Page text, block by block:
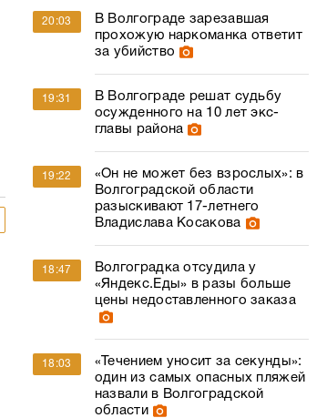
20:03
В Волгограде зарезавшая
прохожую наркоманка ответит
за убийство
19:31
В Волгограде решат судьбу
осужденного на 10 лет экс-
главы района
19:22
«Он не может без взрослых»: в
Волгоградской области
разыскивают 17-летнего
Владислава Косакова
18:47
Волгоградка отсудила у
«Яндекс.Еды» в разы больше
цены недоставленного заказа
18:03
«Течением уносит за секунды»:
один из самых опасных пляжей
назвали в Волгоградской
области